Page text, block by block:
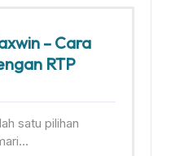
– Cara
RTP
satu pilihan